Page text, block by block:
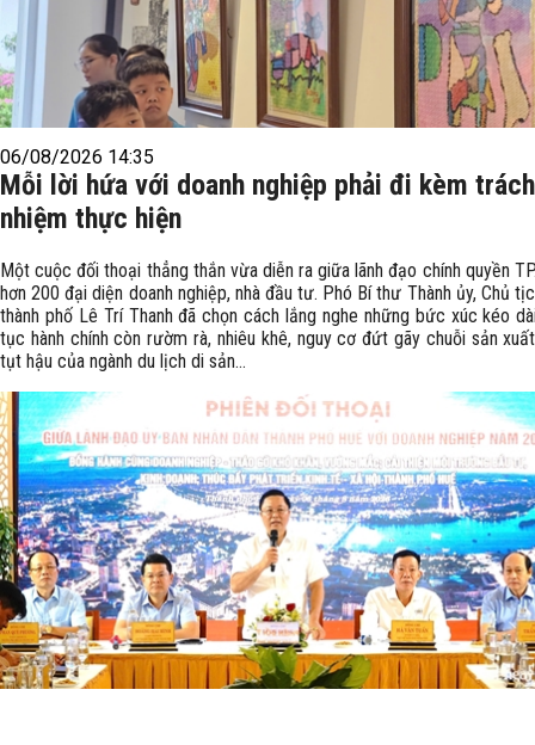
06/08/2026 14:35
Mỗi lời hứa với doanh nghiệp phải đi kèm trách
nhiệm thực hiện
Một cuộc đối thoại thẳng thắn vừa diễn ra giữa lãnh đạo chính quyền
hơn 200 đại diện doanh nghiệp, nhà đầu tư. Phó Bí thư Thành ủy, Chủ
thành phố Lê Trí Thanh đã chọn cách lắng nghe những bức xúc kéo
tục hành chính còn rườm rà, nhiêu khê, nguy cơ đứt gãy chuỗi sản
tụt hậu của ngành du lịch di sản...